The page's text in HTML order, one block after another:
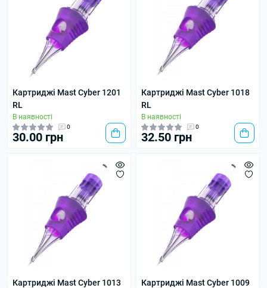
Картриджі Mast Cyber 1201
RL
В наявності
0
30.00 грн
Картриджі Mast Cyber 1018
RL
В наявності
0
32.50 грн
Картриджі Mast Cyber 1013
Картриджі Mast Cyber 1009